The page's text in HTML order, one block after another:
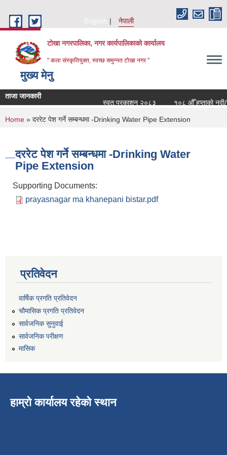
English
नेपाली
टोखा नगरपालिका, नगर कार्यपालिकाको कार्यालय
" कला संस्कृतियुक्त, स्वच्छ समुन्‍नत टोखा नगर "
मुख्य मेनु
ताजा जानकारी
स्वत:प्रकाशन २०८३
१०८ औँ हप्ताको नदी/
You are here
Home » दररेट पेश गर्ने सम्बन्धमा -Drinking Water Pipe Extension
दररेट पेश गर्ने सम्बन्धमा -Drinking Water
Pipe Extension
Supporting Documents:
prayasnagar ma khanepani bistar.pdf
प्रतिवेदन
वार्षिक प्रगति प्रतिवेदन
चौमासिक प्रगति प्रतिवेदन
सार्वजनिक सुनुवाई
सार्वजनिक परीक्षण
मासिक
हाम्रो कार्यालय रहेको स्थान